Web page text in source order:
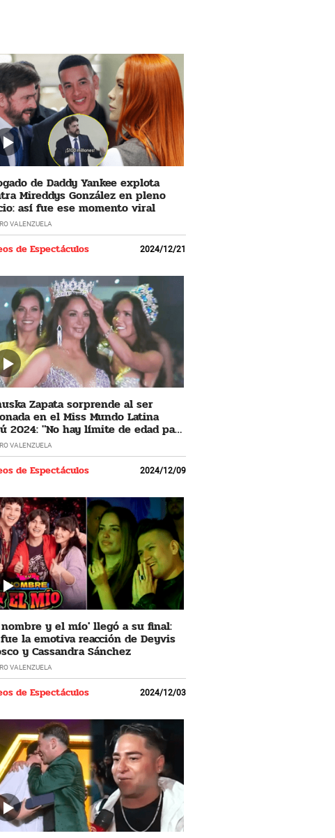
de Daddy Yankee explota
Mireddys González en pleno
así fue ese momento viral
VALENZUELA
de Espectáculos 2024/12/21
Zapata sorprende al ser
en el Miss Mundo Latina
2024: "No hay límite de edad para
los sueños"
VALENZUELA
de Espectáculos 2024/12/09
y el mío' llegó a su final:
la emotiva reacción de Deyvis
y Cassandra Sánchez
VALENZUELA
de Espectáculos 2024/12/03